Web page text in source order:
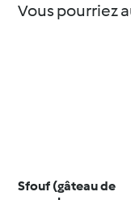
Vous pourriez
Sfouf (gâteau de